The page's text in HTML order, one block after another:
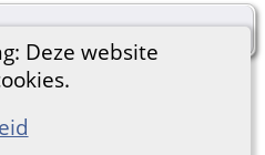
Deze website
site